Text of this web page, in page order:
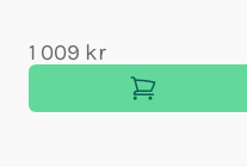
1 009 kr